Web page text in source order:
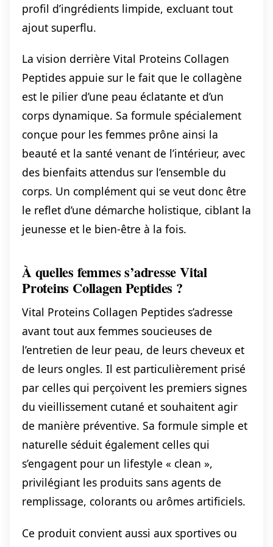
profil d’ingrédients limpide, excluant tout
ajout superflu.
La vision derrière Vital Proteins Collagen
Peptides appuie sur le fait que le collagène
est le pilier d’une peau éclatante et d’un
corps dynamique. Sa formule spécialement
conçue pour les femmes prône ainsi la
beauté et la santé venant de l’intérieur, avec
des bienfaits attendus sur l’ensemble du
corps. Un complément qui se veut donc être
le reflet d’une démarche holistique, ciblant la
jeunesse et le bien-être à la fois.
À quelles femmes s’adresse Vital
Proteins Collagen Peptides ?
Vital Proteins Collagen Peptides s’adresse
avant tout aux femmes soucieuses de
l’entretien de leur peau, de leurs cheveux et
de leurs ongles. Il est particulièrement prisé
par celles qui perçoivent les premiers signes
du vieillissement cutané et souhaitent agir
de manière préventive. Sa formule simple et
naturelle séduit également celles qui
s’engagent pour un lifestyle « clean »,
privilégiant les produits sans agents de
remplissage, colorants ou arômes artificiels.
Ce produit convient aussi aux sportives ou